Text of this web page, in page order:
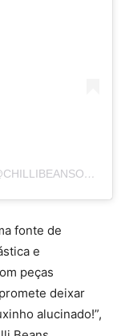
A POST SHARED BY CHILLI BEANS (@CHILLIBEANSOFICIAL)
fonte de
e
peças
deixar
alucinado!”,